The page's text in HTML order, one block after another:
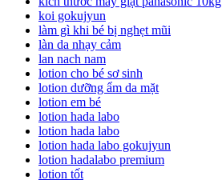
koi gokujyun
làm gì khi bé bị nghẹt mũi
làn da nhạy cảm
lan nach nam
lotion cho bé sơ sinh
lotion dưỡng ẩm da mặt
lotion em bé
lotion hada labo
lotion hada labo
lotion hada labo gokujyun
lotion hadalabo premium
lotion tốt